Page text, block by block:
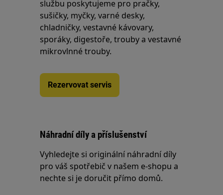
službu poskytujeme pro pračky,
sušičky, myčky, varné desky,
chladničky, vestavné kávovary,
sporáky, digestoře, trouby a vestavné
mikrovlnné trouby.
Rezervovat servis
Náhradní díly a příslušenství
Vyhledejte si originální náhradní díly
pro váš spotřebič v našem e-shopu a
nechte si je doručit přímo domů.